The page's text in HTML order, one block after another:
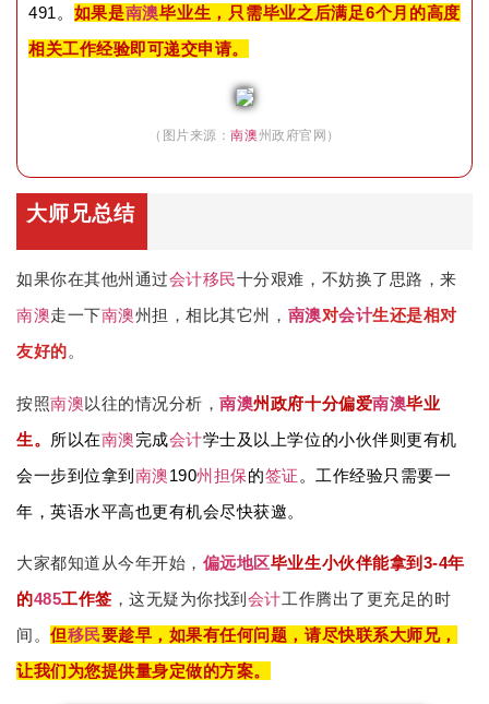
491。 如果是南澳毕业生，只需毕业之后满足6个月的高度
相关工作经验即可递交申请。
（图片来源：南澳州政府官网）
大师兄总结
如果你在其他州通过会计移民十分艰难，不妨换了思路，来
南澳走一下南澳州担，相比其它州， 南澳对会计生还是相对
友好的。
按照南澳以往的情况分析，南澳州政府十分偏爱南澳毕业
生。
所以在南澳完成会计学士及以上学位的小伙伴则更有机
会一步到位拿到 南澳190州担保的签证 。工作经验只需要一
年，英语水平高也更有机会尽快获邀。
大家都知道从今年开始， 偏远地区毕业生小伙伴能拿到3-4年
的485工作签 ，这无疑为你找到 会计工作腾出了更充足的时
间。但移民要趁早，如果有任何问题，请尽快联系大师兄，
让我们为您提供量身定做的方案。